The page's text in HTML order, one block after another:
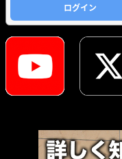
ログイン